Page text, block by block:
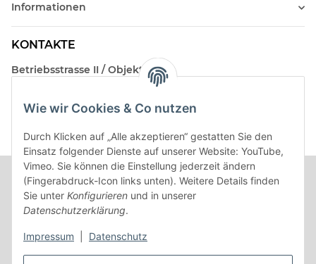
Wie wir Cookies & Co nutzen
Durch Klicken auf „Alle akzeptieren“ gestatten Sie den
Einsatz folgender Dienste auf unserer Website: YouTube,
Vimeo. Sie können die Einstellung jederzeit ändern
(Fingerabdruck-Icon links unten). Weitere Details finden
Sie unter Konfigurieren und in unserer
Datenschutzerklärung.
Impressum Datenschutz
Informationen
KONTAKTE
Betriebsstrasse II / Objekt 17
Kontakt